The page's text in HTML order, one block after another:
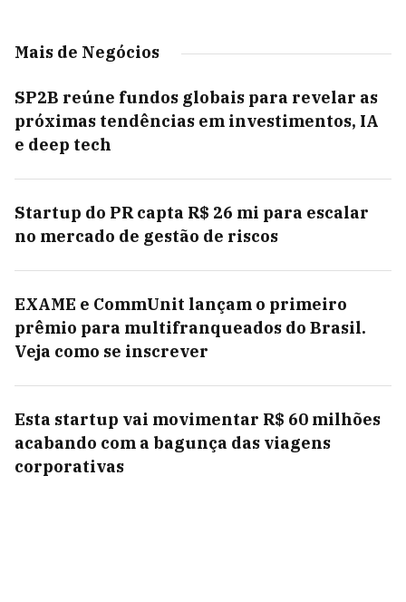
Mais de Negócios
SP2B reúne fundos globais para revelar as
próximas tendências em investimentos, IA
e deep tech
Startup do PR capta R$ 26 mi para escalar
no mercado de gestão de riscos
EXAME e CommUnit lançam o primeiro
prêmio para multifranqueados do Brasil.
Veja como se inscrever
Esta startup vai movimentar R$ 60 milhões
acabando com a bagunça das viagens
corporativas